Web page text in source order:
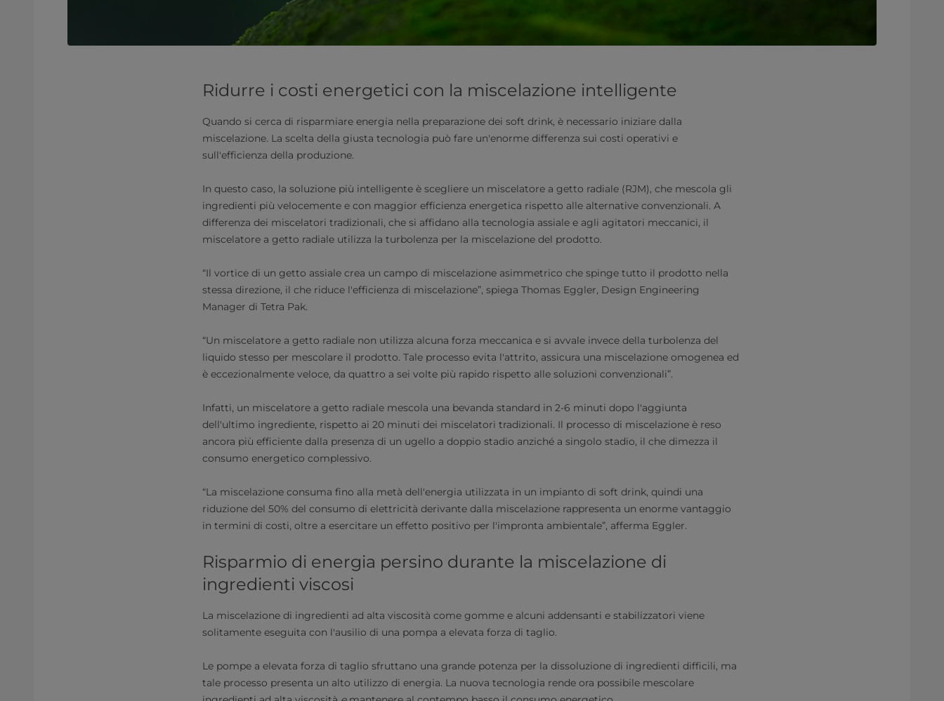
Ridurre i costi energetici con la miscelazione intelligente
Quando si cerca di risparmiare energia nella preparazione dei soft drink, è necessario iniziare dalla
miscelazione. La scelta della giusta tecnologia può fare un'enorme differenza sui costi operativi e
sull'efficienza della produzione.
In questo caso, la soluzione più intelligente è scegliere un miscelatore a getto radiale (RJM), che mescola gli
ingredienti più velocemente e con maggior efficienza energetica rispetto alle alternative convenzionali. A
differenza dei miscelatori tradizionali, che si affidano alla tecnologia assiale e agli agitatori meccanici, il
miscelatore a getto radiale utilizza la turbolenza per la miscelazione del prodotto.
“Il vortice di un getto assiale crea un campo di miscelazione asimmetrico che spinge tutto il prodotto nella
stessa direzione, il che riduce l'efficienza di miscelazione”, spiega Thomas Eggler, Design Engineering
Manager di Tetra Pak.
“Un miscelatore a getto radiale non utilizza alcuna forza meccanica e si avvale invece della turbolenza del
liquido stesso per mescolare il prodotto. Tale processo evita l'attrito, assicura una miscelazione omogenea ed
è eccezionalmente veloce, da quattro a sei volte più rapido rispetto alle soluzioni convenzionali”.
Infatti, un miscelatore a getto radiale mescola una bevanda standard in 2-6 minuti dopo l'aggiunta
dell'ultimo ingrediente, rispetto ai 20 minuti dei miscelatori tradizionali. Il processo di miscelazione è reso
ancora più efficiente dalla presenza di un ugello a doppio stadio anziché a singolo stadio, il che dimezza il
consumo energetico complessivo.
“La miscelazione consuma fino alla metà dell'energia utilizzata in un impianto di soft drink, quindi una
riduzione del 50% del consumo di elettricità derivante dalla miscelazione rappresenta un enorme vantaggio
in termini di costi, oltre a esercitare un effetto positivo per l'impronta ambientale”, afferma Eggler.
Risparmio di energia persino durante la miscelazione di
ingredienti viscosi
La miscelazione di ingredienti ad alta viscosità come gomme e alcuni addensanti e stabilizzatori viene
solitamente eseguita con l'ausilio di una pompa a elevata forza di taglio.
Le pompe a elevata forza di taglio sfruttano una grande potenza per la dissoluzione di ingredienti difficili, ma
tale processo presenta un alto utilizzo di energia. La nuova tecnologia rende ora possibile mescolare